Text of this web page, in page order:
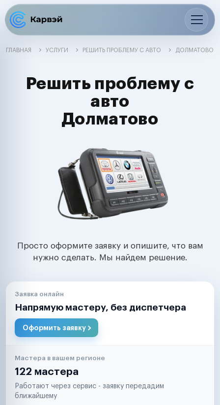
ГЛАВНАЯ УСЛУГИ РЕШИТЬ ПРОБЛЕМУ С АВТО ДОЛМАТОВО
Решить проблему с
авто
Долматово
Просто оформите заявку и опишите, что вам
нужно сделать. Мы найдем решение.
Заявка онлайн
Напрямую мастеру, без диспетчера
Оформить заявку
Мастера в вашем регионе
122 мастера
Работают через сервис - заявку передадим
ближайшему